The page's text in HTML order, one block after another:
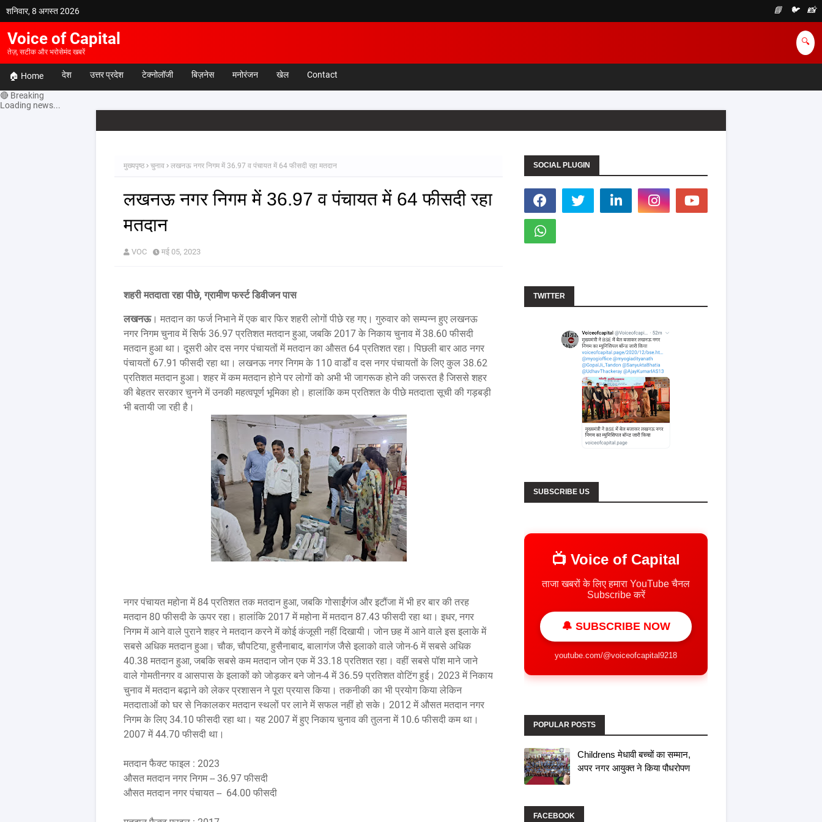
शनिवार, 8 अगस्त 2026 📘 🐦 📸
Voice of Capital
तेज़, सटीक और भरोसेमंद खबरें
🔍
🏠 Home देश उत्तर प्रदेश टेक्नोलॉजी बिज़नेस मनोरंजन खेल Contact
🔴 Breaking
Loading news...
मुख्यपृष्ठ चुनाव लखनऊ नगर निगम में 36.97 व पंचायत में 64 फीसदी रहा मतदान
लखनऊ नगर निगम में 36.97 व पंचायत में 64 फीसदी रहा
मतदान
VOC मई 05, 2023
शहरी मतदाता रहा पीछे, ग्रामीण फर्स्ट डिवीजन पास
लखनऊ। मतदान का फर्ज निभाने में एक बार फिर शहरी लोगों पीछे रह गए। गुरुवार को सम्पन्न हुए लखनऊ
नगर निगम चुनाव में सिर्फ 36.97 प्रतिशत मतदान हुआ, जबकि 2017 के निकाय चुनाव में 38.60 फीसदी
मतदान हुआ था। दूसरी ओर दस नगर पंचायतों में मतदान का औसत 64 प्रतिशत रहा। पिछली बार आठ नगर
पंचायतों 67.91 फीसदी रहा था। लखनऊ नगर निगम के 110 वार्डों व दस नगर पंचायतों के लिए कुल 38.62
प्रतिशत मतदान हुआ। शहर में कम मतदान होने पर लोगों को अभी भी जागरूक होने की जरूरत है जिससे शहर
की बेहतर सरकार चुनने में उनकी महत्वपूर्ण भूमिका हो। हालांकि कम प्रतिशत के पीछे मतदाता सूची की गड़बड़ी
भी बतायी जा रही है।
नगर पंचायत महोना में 84 प्रतिशत तक मतदान हुआ, जबकि गोसाईंगंज और इटौंजा में भी हर बार की तरह
मतदान 80 फीसदी के ऊपर रहा। हालांकि 2017 में महोना में मतदान 87.43 फीसदी रहा था। इधर, नगर
निगम में आने वाले पुराने शहर ने मतदान करने में कोई कंजूसी नहीं दिखायी। जोन छह में आने वाले इस इलाके में
सबसे अधिक मतदान हुआ। चौक, चौपटिया, हुसैनाबाद, बालागंज जैसे इलाको वाले जोन-6 में सबसे अधिक
40.38 मतदान हुआ, जबकि सबसे कम मतदान जोन एक में 33.18 प्रतिशत रहा। वहीं सबसे पॉश माने जाने
वाले गोमतीनगर व आसपास के इलाकों को जोड़कर बने जोन-4 में 36.59 प्रतिशत वोटिंग हुई। 2023 में निकाय
चुनाव में मतदान बढ़ाने को लेकर प्रशासन ने पूरा प्रयास किया। तकनीकी का भी प्रयोग किया लेकिन
मतदाताओं को घर से निकालकर मतदान स्थलों पर लाने में सफल नहीं हो सके। 2012 में औसत मतदान नगर
निगम के लिए 34.10 फीसदी रहा था। यह 2007 में हुए निकाय चुनाव की तुलना में 10.6 फीसदी कम था।
2007 में 44.70 फीसदी था।
मतदान फैक्ट फाइल : 2023
औसत मतदान नगर निगम -- 36.97 फीसदी
औसत मतदान नगर पंचायत -- 64.00 फीसदी
SOCIAL PLUGIN
TWITTER
SUBSCRIBE US
📺 Voice of Capital
ताजा खबरों के लिए हमारा YouTube चैनल
Subscribe करें
🔔 SUBSCRIBE NOW
youtube.com/@voiceofcapital9218
POPULAR POSTS
Childrens मेधावी बच्चों का सम्मान,
अपर नगर आयुक्त ने किया पौधरोपण
FACEBOOK